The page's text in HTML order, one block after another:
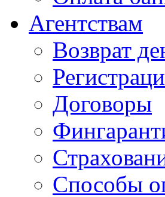
Агентствам
Возврат
Договоры
Способы